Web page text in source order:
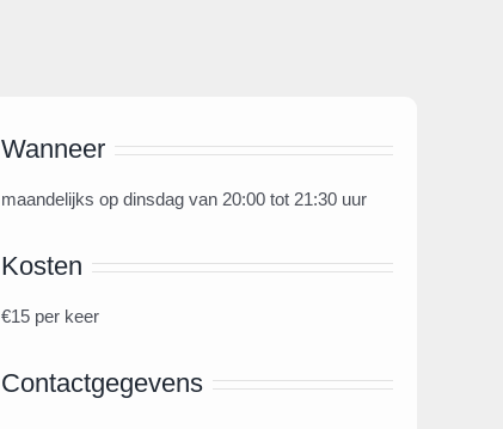
Wanneer
maandelijks op dinsdag van 20:00 tot 21:30 uur
Kosten
€15 per keer
Contactgegevens